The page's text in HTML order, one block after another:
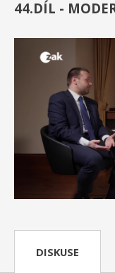
44.DÍL -
DISKUSE